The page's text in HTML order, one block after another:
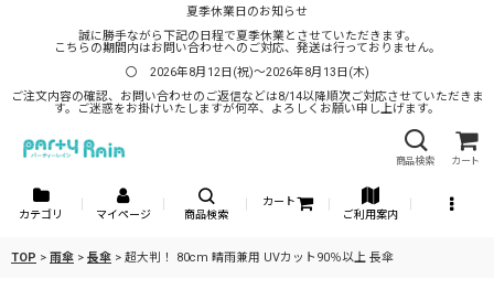
夏季休業日のお知らせ
誠に勝手ながら下記の日程で夏季休業とさせていただきます。
こちらの期間内はお問い合わせへのご対応、発送は行っておりません。
〇 2026年8月12日(祝)～2026年8月13日(木)
ご注文内容の確認、お問い合わせのご返信などは8/14以降順次ご対応させていただきま
す。ご迷惑をお掛けいたしますが何卒、よろしくお願い申し上げます。
商品検索 カート
カテゴリ マイページ 商品検索
カート
ご利用案内
TOP > 雨傘 > 長傘 > 超大判！ 80cm 晴雨兼用 UVカット90％以上 長傘